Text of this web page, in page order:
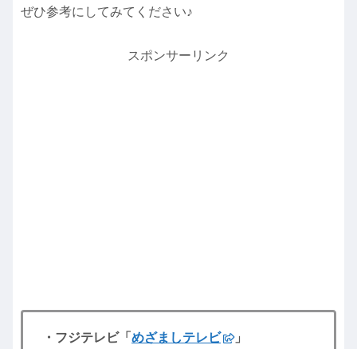
ぜひ参考にしてみてください♪
スポンサーリンク
・フジテレビ「 めざましテレビ 」